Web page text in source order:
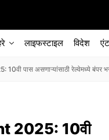
लाइफस्टाइल विदेश
पास असणाऱ्यांसाठी रेल्वेमध्ये बंपर
2025: 10वी